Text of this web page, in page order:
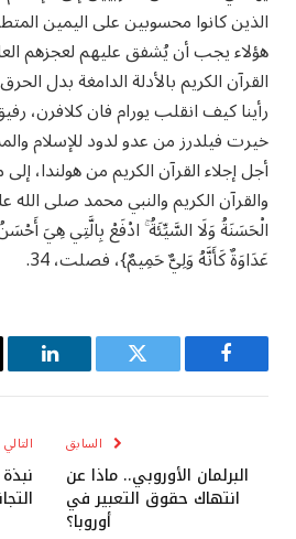
الذين كانوا محسوبين على اليمين
هؤلاء يجب أن يُشفق عليهم لعجزهم
القرآن الكريم بالأدلة الدامغة بدل
رأينا كيف انقلب يورام فان كلافرن،
خيرت فيلدرز من عدو لدود للإسلام
أجل إجلاء القرآن الكريم من هولندا،
والقرآن الكريم والنبي محمد صلى
الْحَسَنَةُ وَلَا السَّيِّئَةُ ۚ ادْفَعْ بِالَّتِي هِيَ
عَدَاوَةٌ كَأَنَّهُ وَلِيٌّ حَمِيمٌ}، فصلت، 34.
فيسبوك تويتر
السابق
البرلمان الأوروبي.. ماذا عن
انتهاك حقوق التعبير في
أوروبا؟
التالي